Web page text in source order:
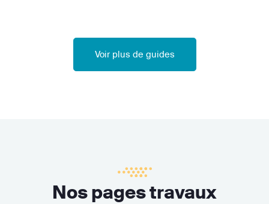
Voir plus de guides
Nos pages travaux